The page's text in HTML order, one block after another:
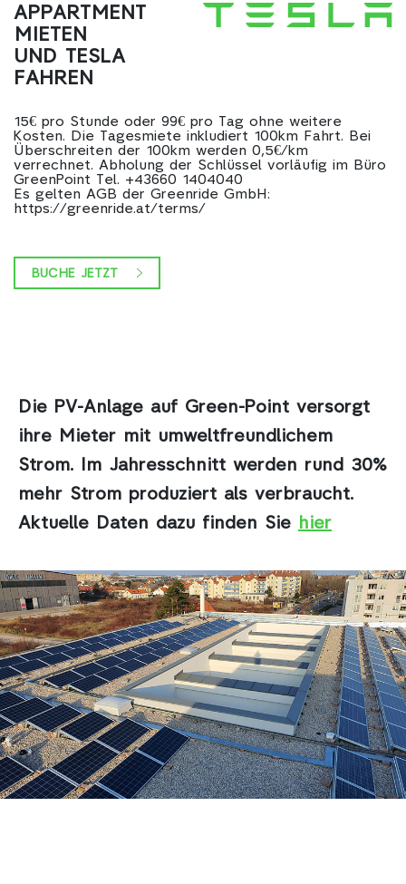
APPARTMENT
MIETEN
UND TESLA
FAHREN
15€ pro Stunde oder 99€ pro Tag ohne weitere
Kosten. Die Tagesmiete inkludiert 100km Fahrt. Bei
Überschreiten der 100km werden 0,5€/km
verrechnet. Abholung der Schlüssel vorläufig im Büro
GreenPoint Tel. +43660 1404040
Es gelten AGB der Greenride GmbH:
https://greenride.at/terms/
BUCHE JETZT
Die PV-Anlage auf Green-Point versorgt
ihre Mieter mit umweltfreundlichem
Strom. Im Jahresschnitt werden rund 30%
mehr Strom produziert als verbraucht.
Aktuelle Daten dazu finden Sie hier